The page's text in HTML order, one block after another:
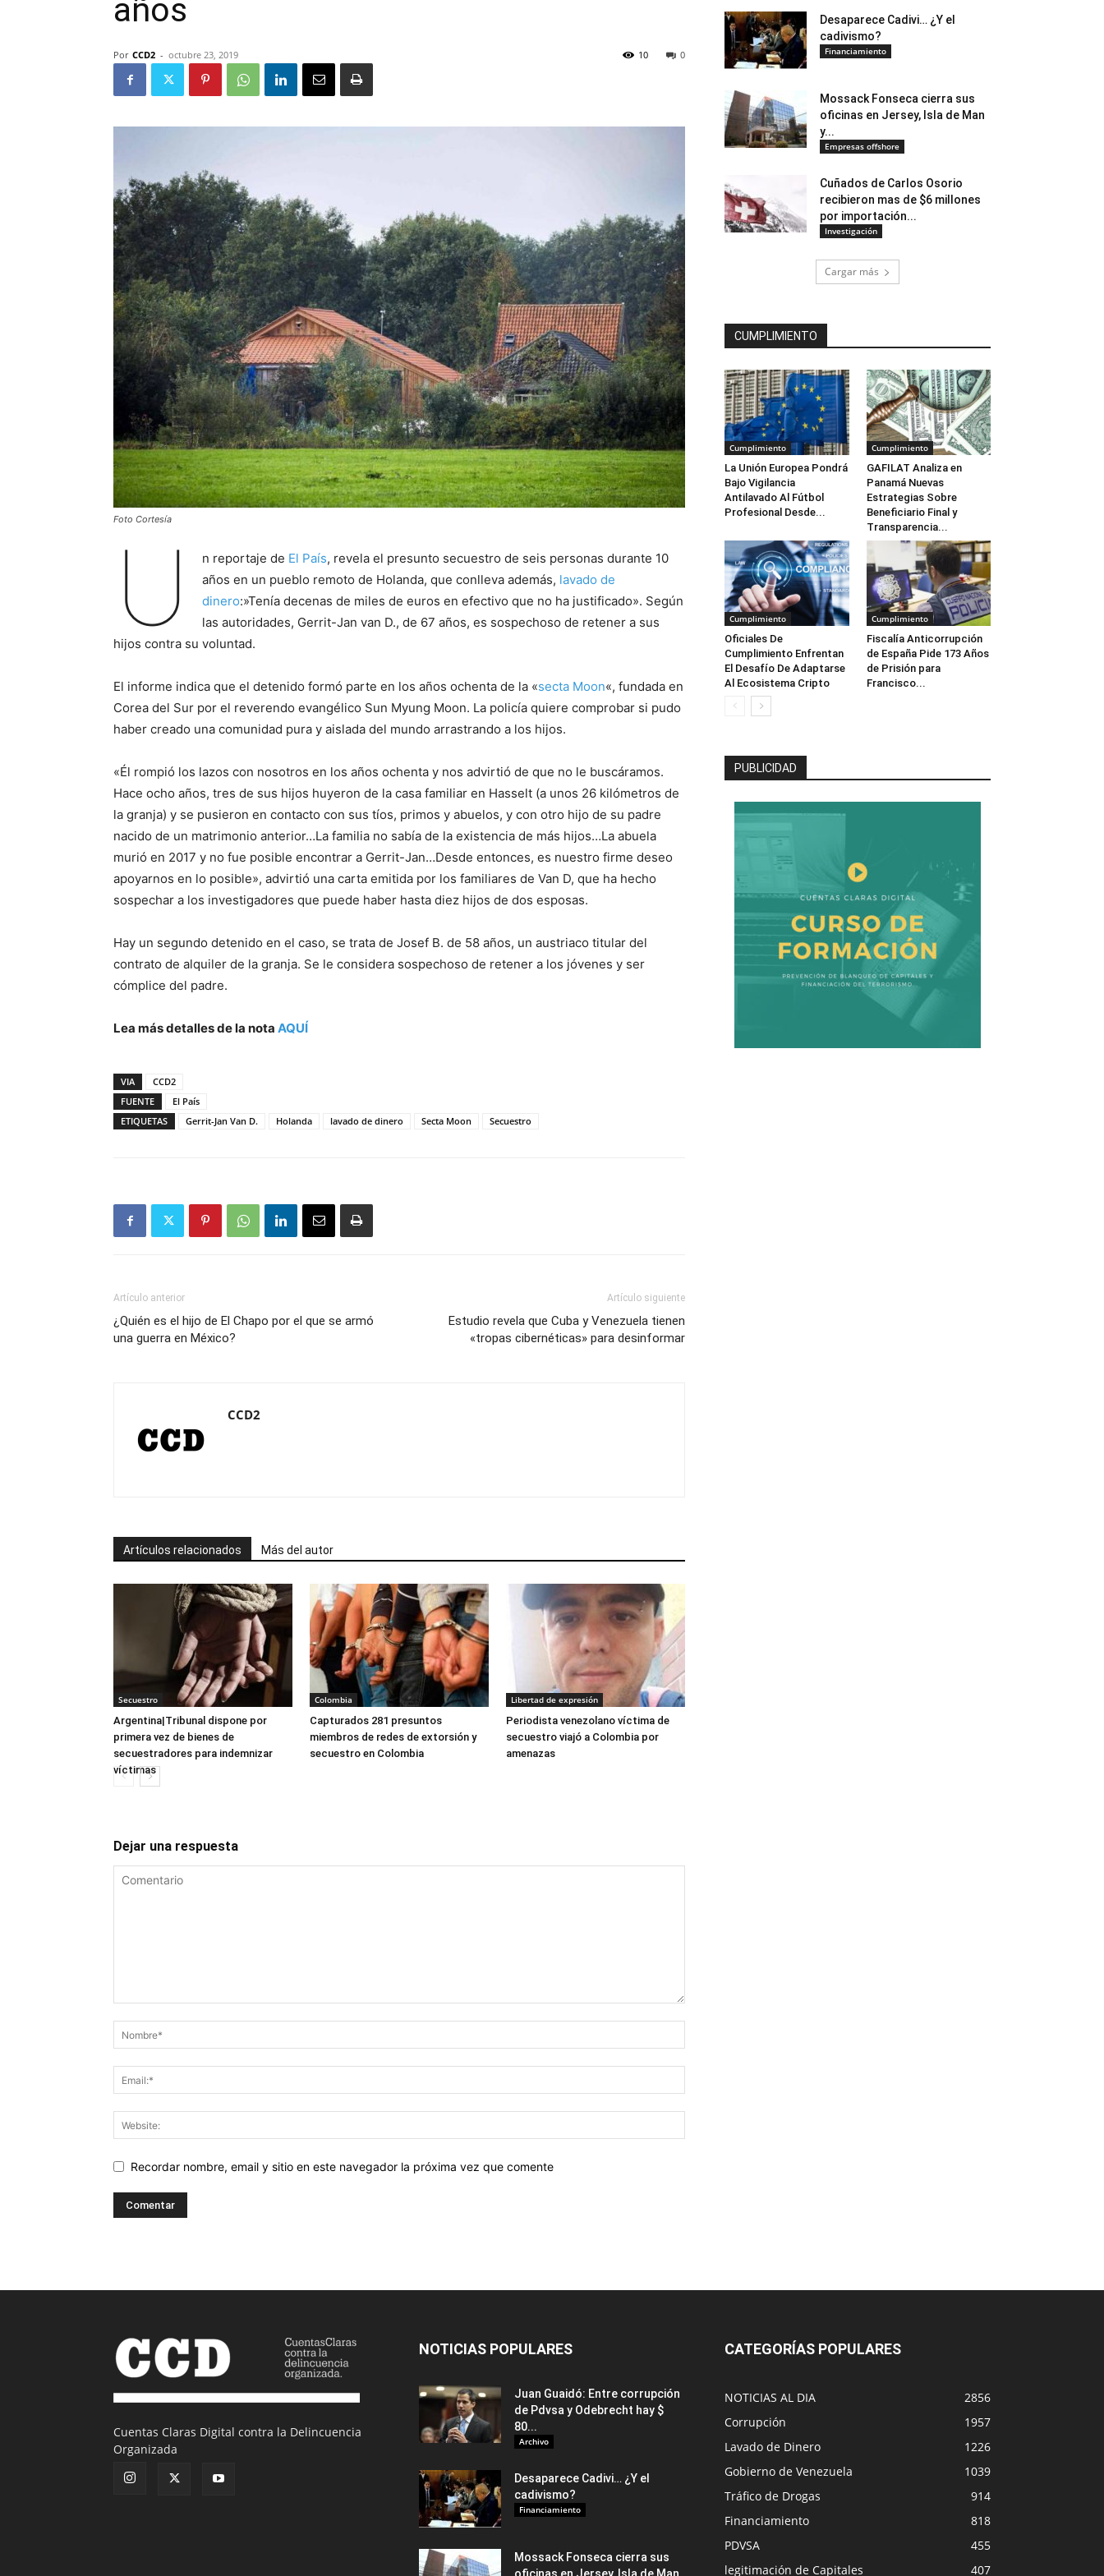
años
Por CCD2 - octubre 23, 2019 0
10
Foto Cortesía
U n reportaje de El País, revela el presunto secuestro de seis personas durante 10
años en un pueblo remoto de Holanda, que conlleva además, lavado de
dinero:»Tenía decenas de miles de euros en efectivo que no ha justificado». Según
las autoridades, Gerrit-Jan van D., de 67 años, es sospechoso de retener a sus
hijos contra su voluntad.
El informe indica que el detenido formó parte en los años ochenta de la «secta Moon«, fundada en
Corea del Sur por el reverendo evangélico Sun Myung Moon. La policía quiere comprobar si pudo
haber creado una comunidad pura y aislada del mundo arrastrando a los hijos.
«Él rompió los lazos con nosotros en los años ochenta y nos advirtió de que no le buscáramos.
Hace ocho años, tres de sus hijos huyeron de la casa familiar en Hasselt (a unos 26 kilómetros de
la granja) y se pusieron en contacto con sus tíos, primos y abuelos, y con otro hijo de su padre
nacido de un matrimonio anterior…La familia no sabía de la existencia de más hijos…La abuela
murió en 2017 y no fue posible encontrar a Gerrit-Jan…Desde entonces, es nuestro firme deseo
apoyarnos en lo posible», advirtió una carta emitida por los familiares de Van D, que ha hecho
sospechar a los investigadores que puede haber hasta diez hijos de dos esposas.
Hay un segundo detenido en el caso, se trata de Josef B. de 58 años, un austriaco titular del
contrato de alquiler de la granja. Se le considera sospechoso de retener a los jóvenes y ser
cómplice del padre.
Lea más detalles de la nota AQUÍ
VIA
CCD2
FUENTE
El País
ETIQUETAS
Gerrit-Jan Van D. Holanda lavado de dinero Secta Moon Secuestro
Artículo anterior
¿Quién es el hijo de El Chapo por el que se armó
una guerra en México?
Artículo siguiente
Estudio revela que Cuba y Venezuela tienen
«tropas cibernéticas» para desinformar
CCD2
Artículos relacionados Más del autor
Secuestro
Argentina|Tribunal dispone por
primera vez de bienes de
secuestradores para indemnizar
víctimas
Colombia
Capturados 281 presuntos
miembros de redes de extorsión y
secuestro en Colombia
Libertad de expresión
Periodista venezolano víctima de
secuestro viajó a Colombia por
amenazas
Dejar una respuesta
Recordar nombre, email y sitio en este navegador la próxima vez que comente
Desaparece Cadivi… ¿Y el
cadivismo?
Financiamiento
Mossack Fonseca cierra sus
oficinas en Jersey, Isla de Man
y...
Empresas offshore
Cuñados de Carlos Osorio
recibieron mas de $6 millones
por importación...
Investigación
Cargar más
CUMPLIMIENTO
Cumplimiento
La Unión Europea Pondrá
Bajo Vigilancia
Antilavado Al Fútbol
Profesional Desde...
Cumplimiento
GAFILAT Analiza en
Panamá Nuevas
Estrategias Sobre
Beneficiario Final y
Transparencia...
Cumplimiento
Oficiales De
Cumplimiento Enfrentan
El Desafío De Adaptarse
Al Ecosistema Cripto
Cumplimiento
Fiscalía Anticorrupción
de España Pide 173 Años
de Prisión para
Francisco...
PUBLICIDAD
Cuentas Claras Digital contra la Delincuencia
Organizada
NOTICIAS POPULARES
Juan Guaidó: Entre corrupción
de Pdvsa y Odebrecht hay $
80...
Archivo
Desaparece Cadivi… ¿Y el
cadivismo?
Financiamiento
Mossack Fonseca cierra sus
oficinas en Jersey, Isla de Man
CATEGORÍAS POPULARES
NOTICIAS AL DIA
2856
Corrupción
1957
Lavado de Dinero
1226
Gobierno de Venezuela
1039
Tráfico de Drogas
914
Financiamiento
818
PDVSA
455
legitimación de Capitales
407